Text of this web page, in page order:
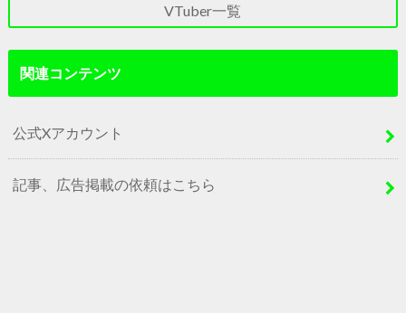
VTuber一覧
関連コンテンツ
公式Xアカウント
記事、広告掲載の依頼はこちら